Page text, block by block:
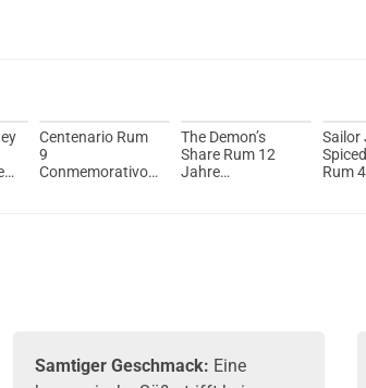
Centenario Rum
9
Conmemorativo
The Demon’s
Share Rum 12
Jahre
Sailor
Rum
Samtiger Geschmack: Eine